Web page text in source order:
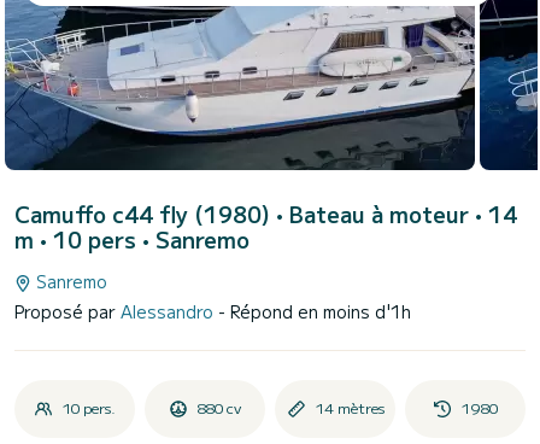
Camuffo c44 fly (1980) • Bateau à moteur • 14
m • 10 pers • Sanremo
Sanremo
Proposé par Alessandro - Répond en moins d'1h
10 pers. 880 cv 14 mètres 1980